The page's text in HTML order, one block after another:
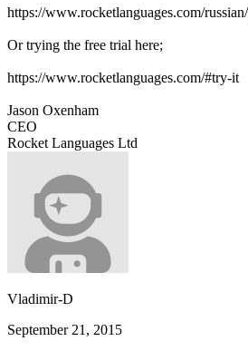
https://www.rocketlanguages.com/
Or trying the free trial here;
https://www.rocketlanguages.com/#try-it
Jason Oxenham
CEO
Rocket Languages Ltd
Vladimir-D
September 21, 2015